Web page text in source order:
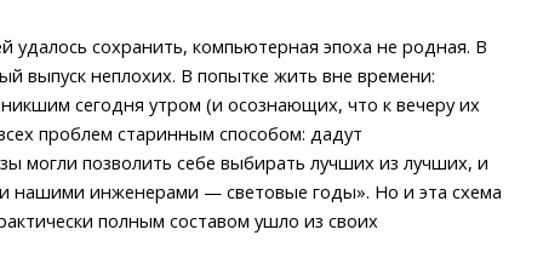
сохранить, компьютерная эпоха не родная. В
выпуск неплохих. В попытке жить вне времени:
сегодня утром (и осознающих, что к вечеру их
проблем старинным способом: дадут
могли позволить себе выбирать лучших из лучших, и
нашими инженерами — световые годы». Но и эта схема
полным составом ушло из своих